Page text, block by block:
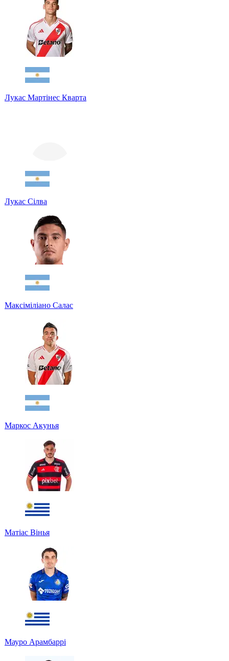
Лукас Мартінес Кварта
Лукас Сілва
Максіміліано Салас
Маркос Акунья
Матіас Вінья
Мауро Арамбаррі